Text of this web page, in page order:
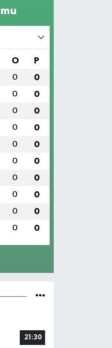
O P
0 0
0 0
0 0
0 0
0 0
0 0
0 0
0 0
0 0
0 0
21:30